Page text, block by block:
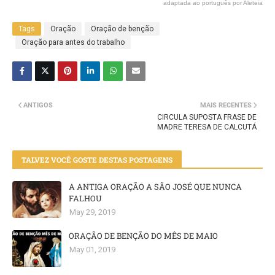
adaptada ao português por Aleteia
Tags Oração
Oração de benção
Oração para antes do trabalho
MAIS RECENTES
CIRCULA SUPOSTA FRASE DE
MADRE TERESA DE CALCUTÁ
ANTIGOS
TALVEZ VOCÊ GOSTE DESTAS POSTAGENS
A ANTIGA ORAÇÃO A SÃO JOSÉ QUE NUNCA
FALHOU
May 29, 2019
ORAÇÃO DE BENÇÃO DO MÊS DE MAIO
May 01, 2019